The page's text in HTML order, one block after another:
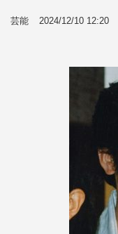
芸能 2024/12/10 12:20